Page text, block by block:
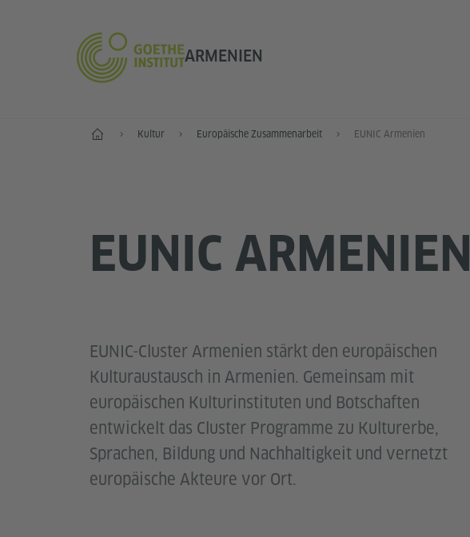
ARMENIEN
Start Kultur Europäische Zusammenarbeit EUNIC Armenien
EUNIC ARMENIEN
EUNIC-Cluster Armenien stärkt den europäischen
Kulturaustausch in Armenien. Gemeinsam mit
europäischen Kulturinstituten und Botschaften
entwickelt das Cluster Programme zu Kulturerbe,
Sprachen, Bildung und Nachhaltigkeit und vernetzt
europäische Akteure vor Ort.